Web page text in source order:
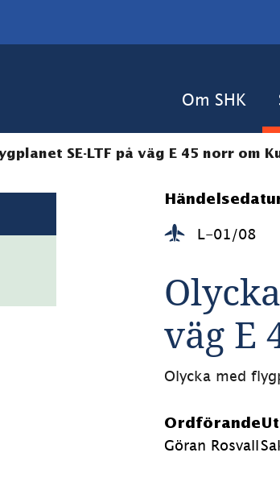
Om SHK
SE-LTF på väg E 45 norr om
L-01/08
väg E
Olycka med
Ordförande
Göran Rosvall